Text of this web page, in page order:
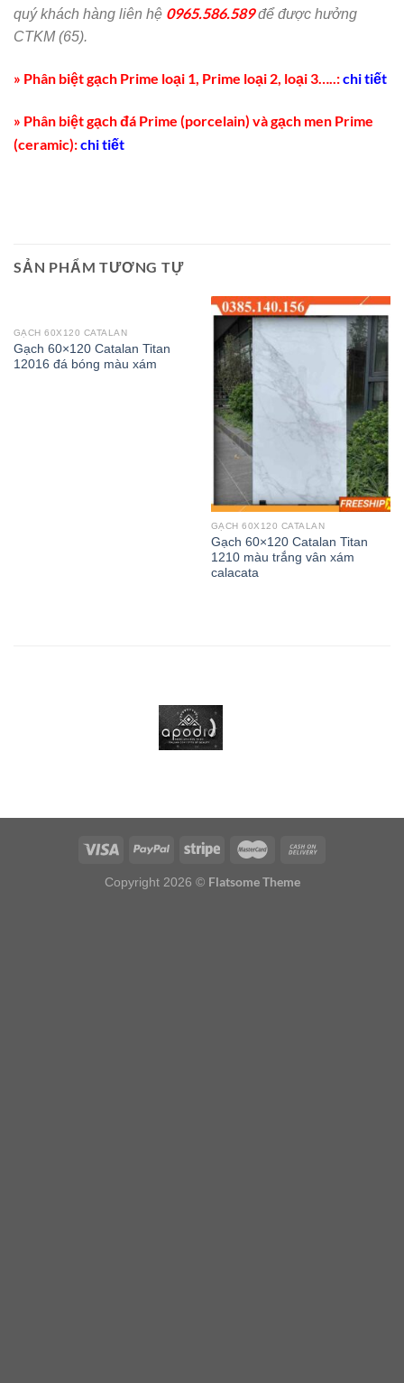
quý khách hàng liên hệ 0965.586.589để được hưởng
CTKM (65).
» Phân biệt gạch Prime loại 1, Prime loại 2, loại 3…..:chi tiết
» Phân biệt gạch đá Prime (porcelain) và gạch men Prime
(ceramic):chi tiết
SẢN PHẨM TƯƠNG TỰ
GẠCH 60X120 CATALAN
Gạch 60×120 Catalan Titan
12016 đá bóng màu xám
GẠCH 60X120 CATALAN
Gạch 60×120 Catalan Titan
1210 màu trắng vân xám
calacata
Copyright 2026 © Flatsome Theme